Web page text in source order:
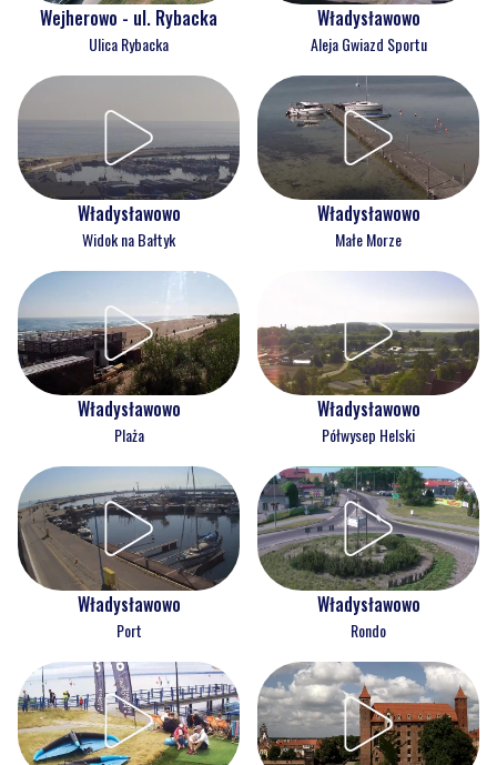
Wejherowo - ul. Rybacka
Ulica Rybacka
Władysławowo
Aleja Gwiazd Sportu
Władysławowo
Widok na Bałtyk
Władysławowo
Małe Morze
Władysławowo
Plaża
Władysławowo
Półwysep Helski
Władysławowo
Port
Władysławowo
Rondo